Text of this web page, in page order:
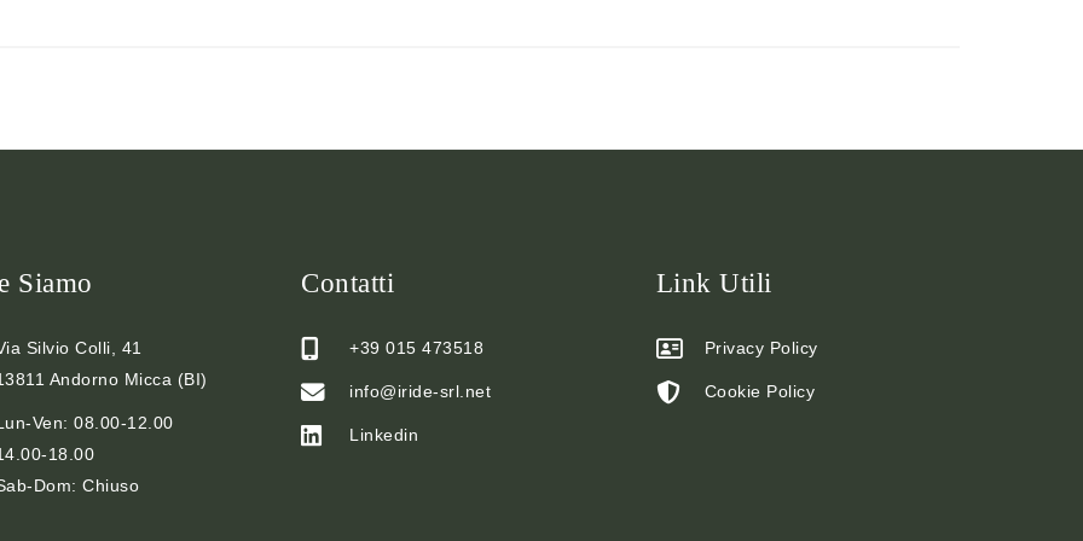
Siamo
Silvio Colli, 41
Andorno Micca (BI)
Ven: 08.00-12.00
18.00
Dom: Chiuso
Contatti
+39 015 473518
info@iride-srl.net
Linkedin
Link Utili
Privacy Policy
Cookie Policy